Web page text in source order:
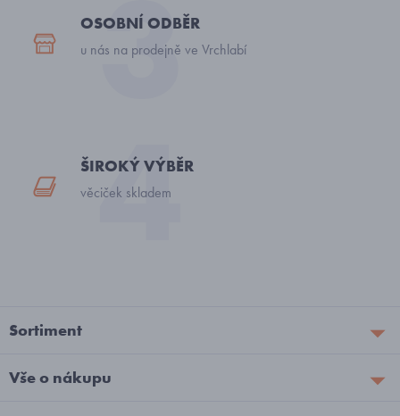
OSOBNÍ ODBĚR
u nás na prodejně ve Vrchlabí
ŠIROKÝ VÝBĚR
věciček skladem
Sortiment
Vše o nákupu